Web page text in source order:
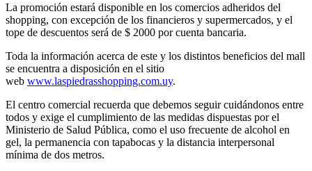
La promoción estará disponible en los comercios adheridos del
shopping, con excepción de los financieros y supermercados, y el
tope de descuentos será de $ 2000 por cuenta bancaria.
Toda la información acerca de este y los distintos beneficios del mall
se encuentra a disposición en el sitio
web www.laspiedrasshopping.com.uy.
El centro comercial recuerda que debemos seguir cuidándonos entre
todos y exige el cumplimiento de las medidas dispuestas por el
Ministerio de Salud Pública, como el uso frecuente de alcohol en
gel, la permanencia con tapabocas y la distancia interpersonal
mínima de dos metros.